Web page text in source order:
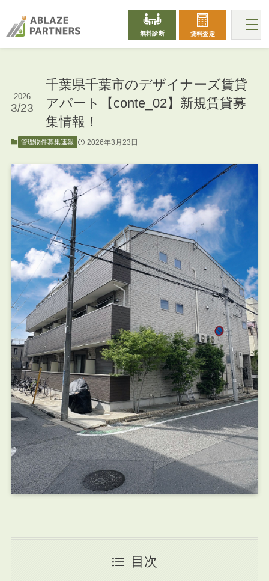
無料診断 賃料査定
千葉県千葉市のデザイナーズ賃貸
アパート【conte_02】新規賃貸募
集情報！
2026
3/23
管理物件募集速報 2026年3月23日
目次